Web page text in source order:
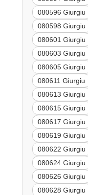
080596 Giurgiu
080598 Giurgiu
080601 Giurgiu
080603 Giurgiu
080605 Giurgiu
080611 Giurgiu
080613 Giurgiu
080615 Giurgiu
080617 Giurgiu
080619 Giurgiu
080622 Giurgiu
080624 Giurgiu
080626 Giurgiu
080628 Giurgiu